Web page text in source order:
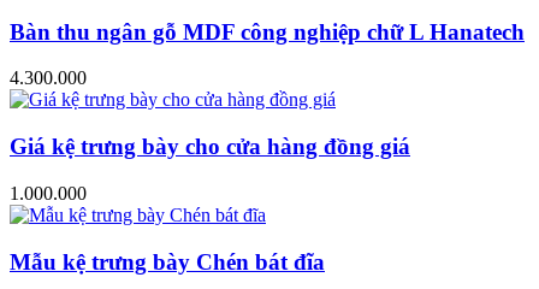
Bàn thu ngân gỗ MDF công nghiệp chữ L Hanatech
4.300.000
Giá kệ trưng bày cho cửa hàng đồng giá
1.000.000
Mẫu kệ trưng bày Chén bát đĩa